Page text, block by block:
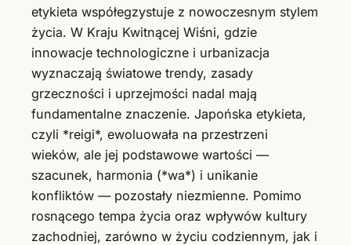
etykieta współegzystuje z nowoczesnym stylem
życia. W Kraju Kwitnącej Wiśni, gdzie
innowacje technologiczne i urbanizacja
wyznaczają światowe trendy, zasady
grzeczności i uprzejmości nadal mają
fundamentalne znaczenie. Japońska etykieta,
czyli *reigi*, ewoluowała na przestrzeni
wieków, ale jej podstawowe wartości —
szacunek, harmonia (*wa*) i unikanie
konfliktów — pozostały niezmienne. Pomimo
rosnącego tempa życia oraz wpływów kultury
zachodniej, zarówno w życiu codziennym, jak i